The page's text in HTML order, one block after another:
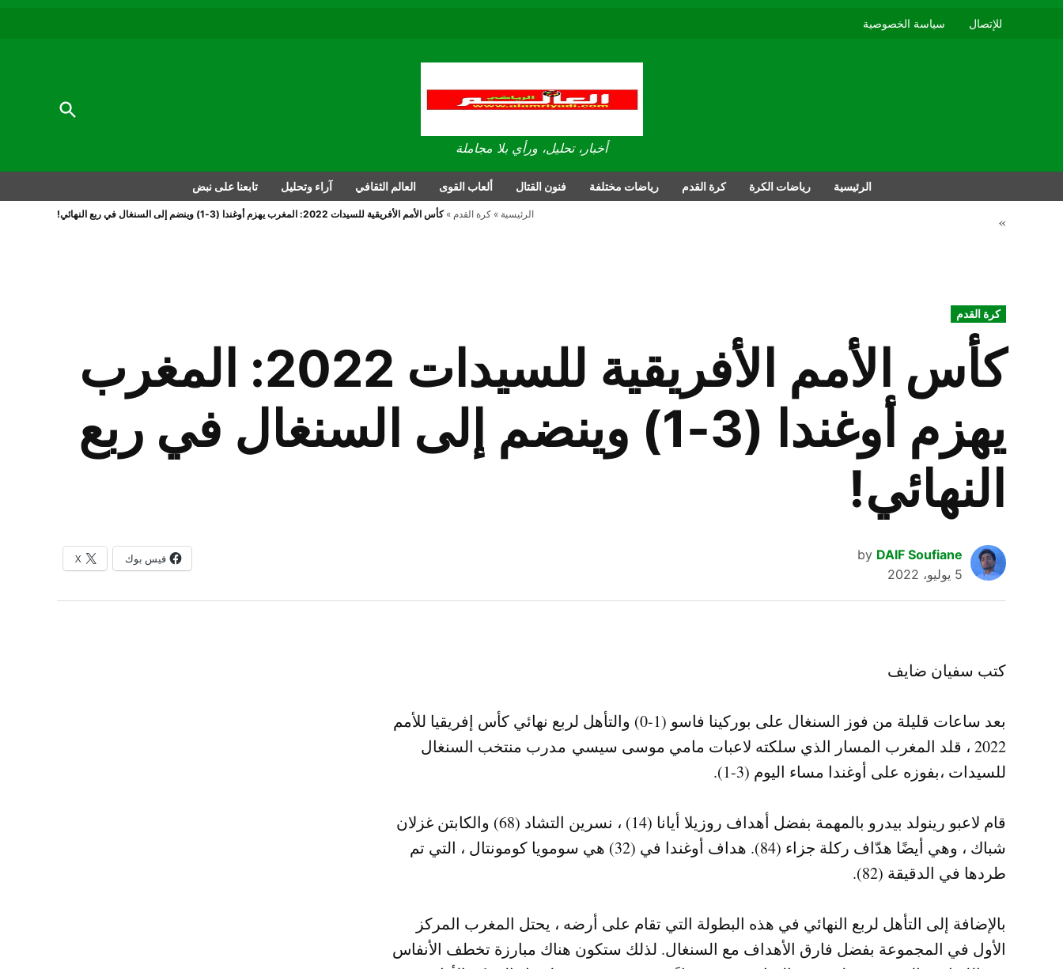
للإتصال سياسة الخصوصية
العالم الرياضي
أخبار، تحليل، ورأي بلا مجاملة
Open
الرئيسية رياضات الكرة كرة القدم رياضات مختلفة فنون القتال ألعاب القوى العالم الثقافي آراء وتحليل تابعنا على نبض
» الرئيسية » كرة القدم »كأس الأمم الأفريقية للسيدات 2022: المغرب يهزم أوغندا (3-1) وينضم إلى السنغال في ربع النهائي!
POSTED
IN
كرة القدم
كأس الأمم الأفريقية للسيدات 2022: المغرب
يهزم أوغندا (3-1) وينضم إلى السنغال في ربع
النهائي!
by DAIF Soufiane
5 يوليو، 2022
فيس بوك X
كتب سفيان ضايف
بعد ساعات قليلة من فوز السنغال على بوركينا فاسو (1-0) والتأهل لربع نهائي كأس إفريقيا للأمم
2022 ، قلد المغرب المسار الذي سلكته لاعبات مامي موسى سيسي مدرب منتخب السنغال
للسيدات ،بفوزه على أوغندا مساء اليوم (3-1).
قام لاعبو رينولد بيدرو بالمهمة بفضل أهداف روزيلا أيانا (14) ، نسرين التشاد (68) والكابتن غزلان
شباك ، وهي أيضًا هدّاف ركلة جزاء (84). هداف أوغندا في (32) هي سومويا كومونتال ، التي تم
طردها في الدقيقة (82).
بالإضافة إلى التأهل لربع النهائي في هذه البطولة التي تقام على أرضه ، يحتل المغرب المركز
الأول في المجموعة بفضل فارق الأهداف مع السنغال. لذلك ستكون هناك مبارزة تخطف الأنفاس